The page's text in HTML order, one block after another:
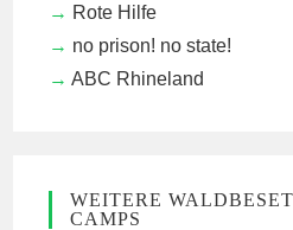
Rote Hilfe
no prison! no state!
ABC Rhineland
WEITERE
CAMPS